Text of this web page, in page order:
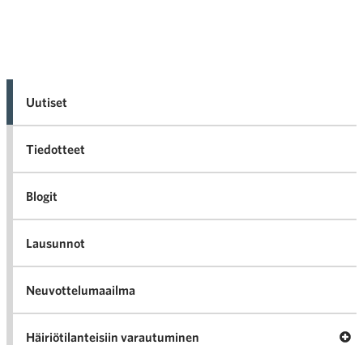
Uutiset
Tiedotteet
Blogit
Lausunnot
Neuvottelumaailma
Häiriötilanteisiin varautuminen